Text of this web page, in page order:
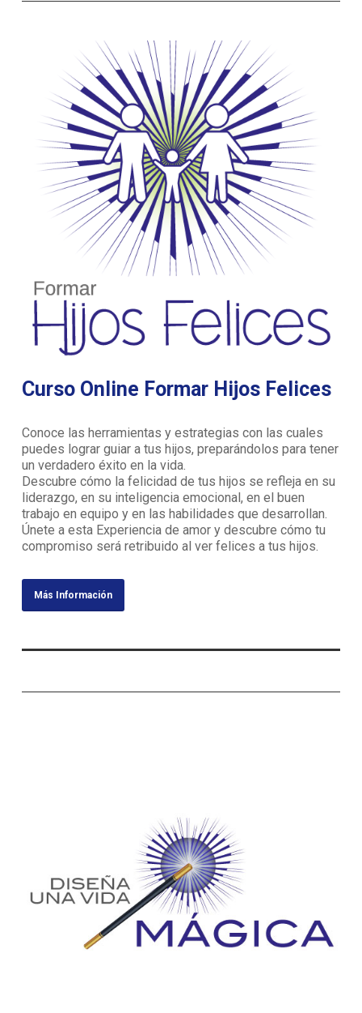
Curso Online Formar Hijos Felices
Conoce las herramientas y estrategias con las cuales
puedes lograr guiar a tus hijos, preparándolos para tener
un verdadero éxito en la vida.
Descubre cómo la felicidad de tus hijos se refleja en su
liderazgo, en su inteligencia emocional, en el buen
trabajo en equipo y en las habilidades que desarrollan.
Únete a esta Experiencia de amor y descubre cómo tu
compromiso será retribuido al ver felices a tus hijos.
Más Información